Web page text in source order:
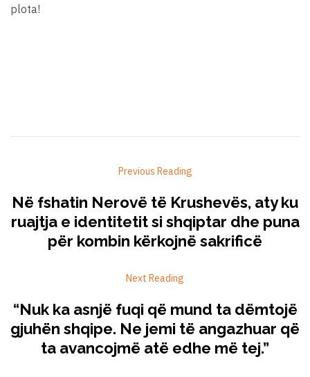
plota!
Previous Reading
Në fshatin Nerovë të Krushevës, aty ku
ruajtja e identitetit si shqiptar dhe puna
për kombin kërkojnë sakrificë
Next Reading
“Nuk ka asnjë fuqi që mund ta dëmtojë
gjuhën shqipe. Ne jemi të angazhuar që
ta avancojmë atë edhe më tej.”